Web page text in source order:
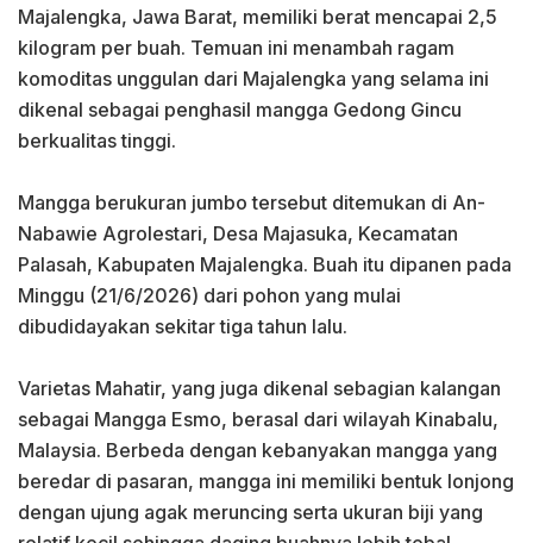
Majalengka, Jawa Barat, memiliki berat mencapai 2,5
kilogram per buah. Temuan ini menambah ragam
komoditas unggulan dari Majalengka yang selama ini
dikenal sebagai penghasil mangga Gedong Gincu
berkualitas tinggi.
‎Mangga berukuran jumbo tersebut ditemukan di An-
Nabawie Agrolestari, Desa Majasuka, Kecamatan
Palasah, Kabupaten Majalengka. Buah itu dipanen pada
Minggu (21/6/2026) dari pohon yang mulai
dibudidayakan sekitar tiga tahun lalu.
‎Varietas Mahatir, yang juga dikenal sebagian kalangan
sebagai Mangga Esmo, berasal dari wilayah Kinabalu,
Malaysia. Berbeda dengan kebanyakan mangga yang
beredar di pasaran, mangga ini memiliki bentuk lonjong
dengan ujung agak meruncing serta ukuran biji yang